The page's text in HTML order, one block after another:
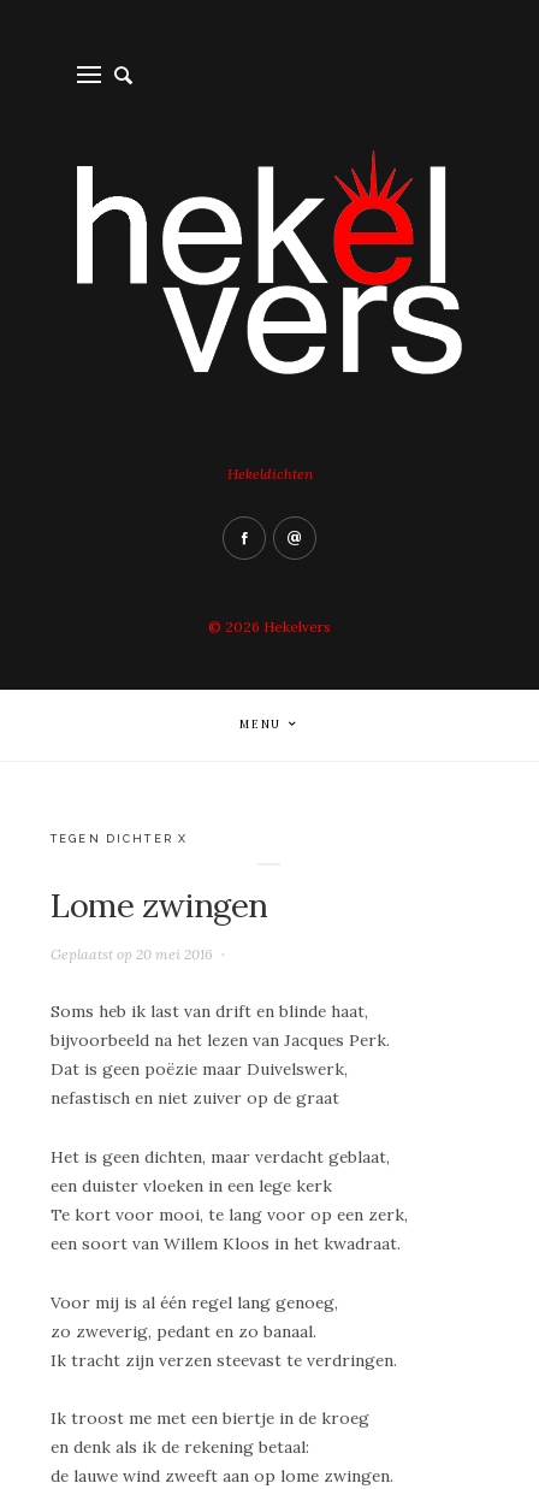
Hekeldichten
© 2026 Hekelvers
MENU
TEGEN DICHTER X
Lome zwingen
Geplaatst op 20 mei 2016
Soms heb ik last van drift en blinde haat,
bijvoorbeeld na het lezen van Jacques Perk.
Dat is geen poëzie maar Duivelswerk,
nefastisch en niet zuiver op de graat
Het is geen dichten, maar verdacht geblaat,
een duister vloeken in een lege kerk
Te kort voor mooi, te lang voor op een zerk,
een soort van Willem Kloos in het kwadraat.
Voor mij is al één regel lang genoeg,
zo zweverig, pedant en zo banaal.
Ik tracht zijn verzen steevast te verdringen.
Ik troost me met een biertje in de kroeg
en denk als ik de rekening betaal:
de lauwe wind zweeft aan op lome zwingen.